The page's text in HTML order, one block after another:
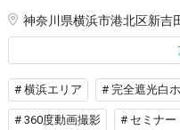
神奈川県横浜市港北区新吉
# 横浜エリア # 完全遮光白
# 360度動画撮影 # セミナー